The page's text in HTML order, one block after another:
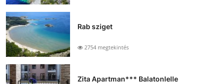
Rab sziget
2754 megtekintés
Zita Apartman*** Balatonlelle